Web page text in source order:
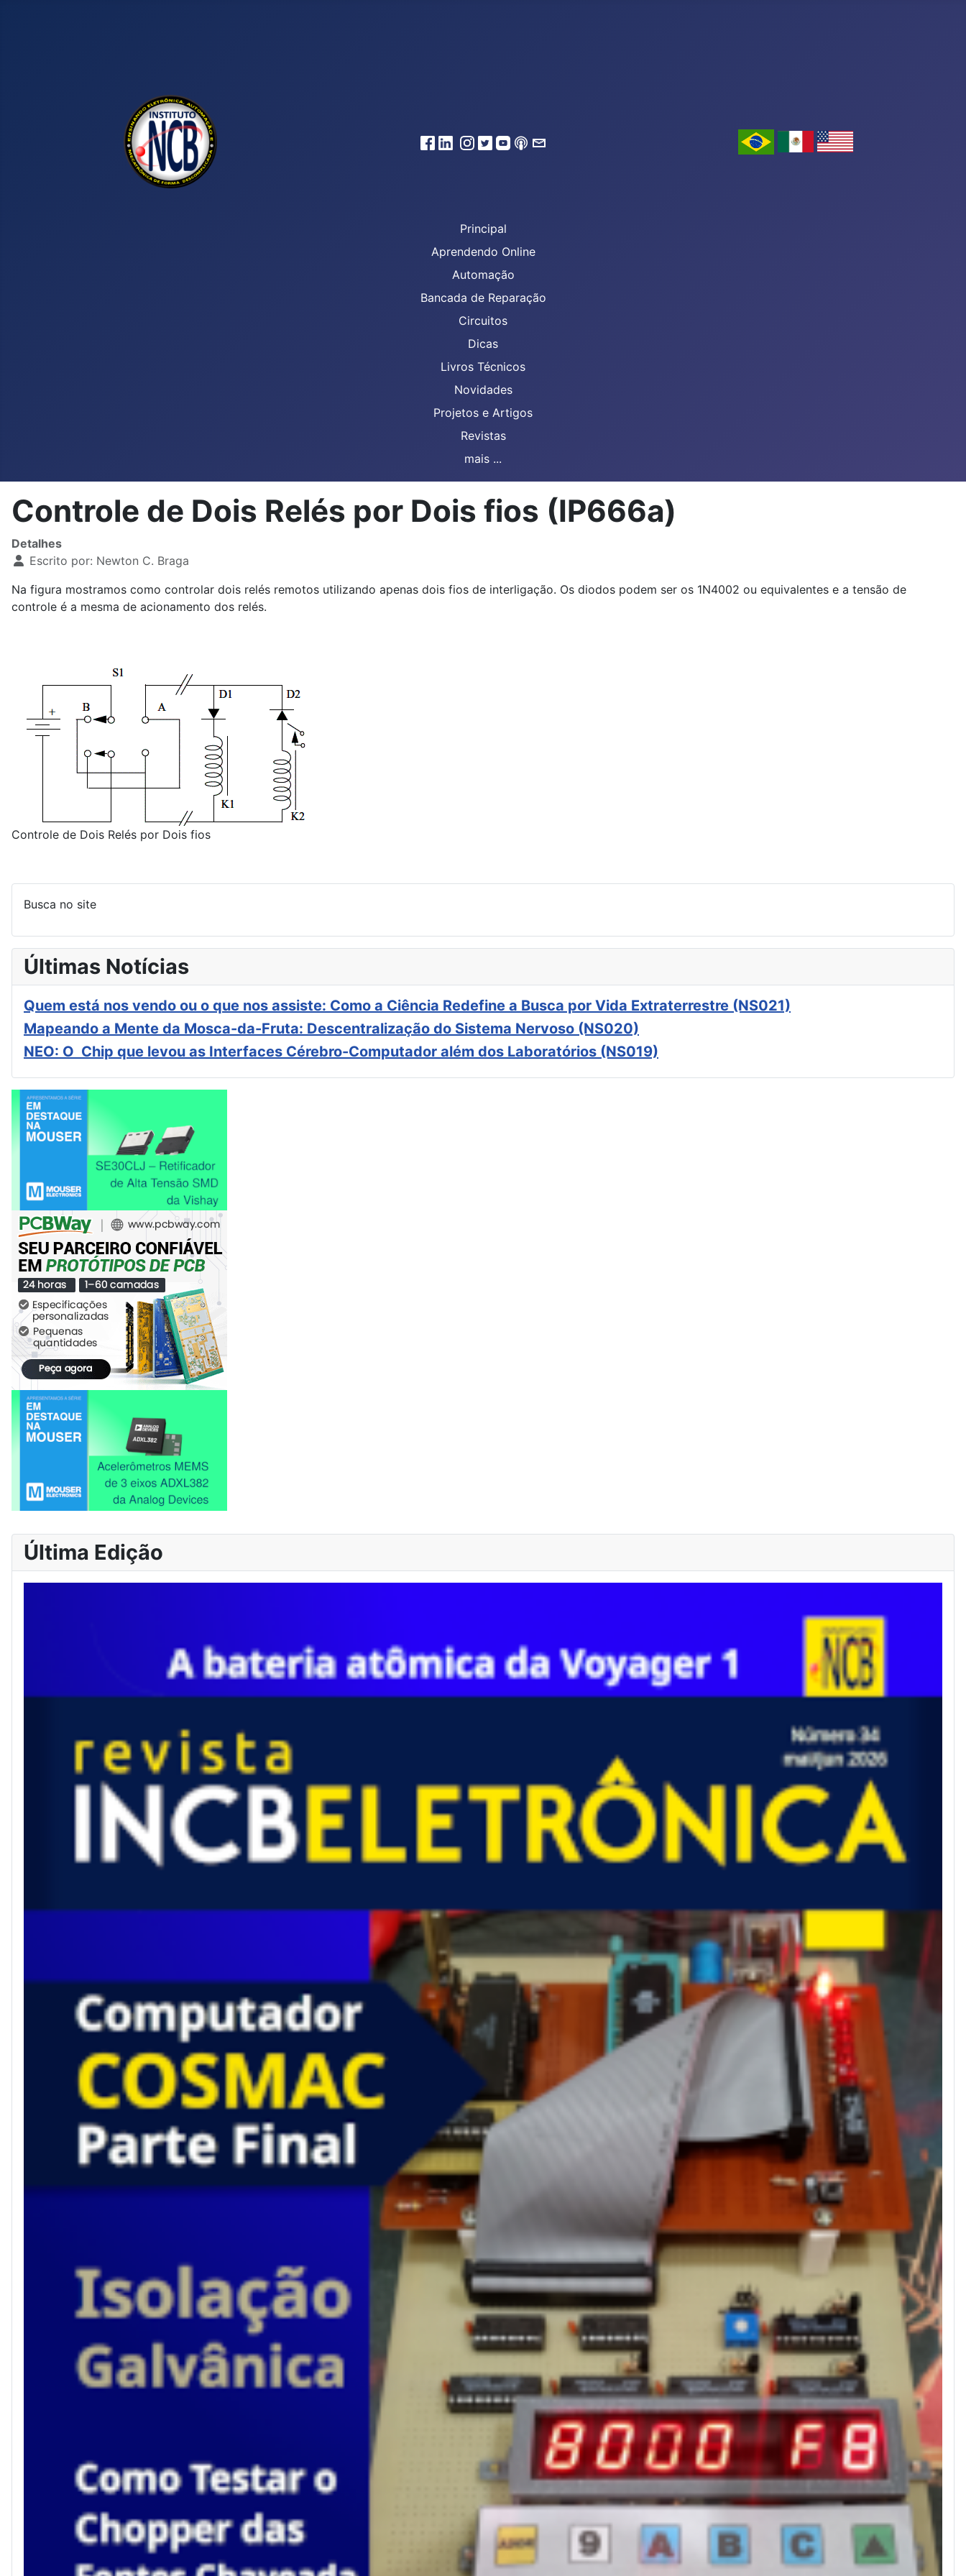
Principal
Aprendendo Online
Automação
Bancada de Reparação
Circuitos
Dicas
Livros Técnicos
Novidades
Projetos e Artigos
Revistas
mais ...
Controle de Dois Relés por Dois fios (IP666a)
Detalhes
Escrito por: Newton C. Braga
Na figura mostramos como controlar dois relés remotos utilizando apenas dois fios de interligação. Os diodos podem ser os 1N4002 ou equivalentes e a tensão de
controle é a mesma de acionamento dos relés.
Controle de Dois Relés por Dois fios
Busca no site
Últimas Notícias
Quem está nos vendo ou o que nos assiste: Como a Ciência Redefine a Busca por Vida Extraterrestre (NS021)
Mapeando a Mente da Mosca-da-Fruta: Descentralização do Sistema Nervoso (NS020)
NEO: O Chip que levou as Interfaces Cérebro-Computador além dos Laboratórios (NS019)
Última Edição